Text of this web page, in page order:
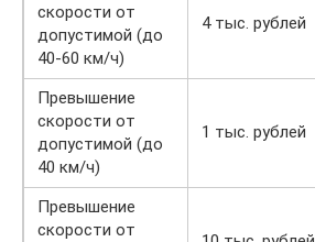
скорости от
допустимой (до
40-60 км/ч)
4 тыс. рублей
Превышение
скорости от
допустимой (до
40 км/ч)
1 тыс. рублей
Превышение
скорости от